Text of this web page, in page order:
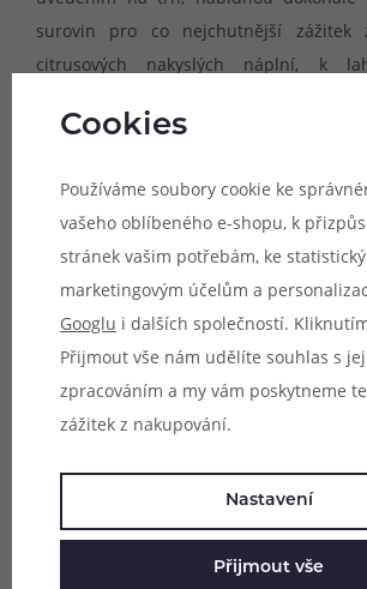
surovin pro co nejchutnější zážitek
citrusových nakyslých náplní, k
ovoce, výrobce Just Juice vás
nezapomenete.
Největší výhodou náplní Just Juice
nikotinové soli je absence
během vapování a rychlejší
Díky těmto prvkům je možné
nikotinu v každém potahu, ovšem v
intervalech. Díky tomu výrazně
žhavících hlav, šetříte kapacitu baterie
E-liquidy Just Juice Salt obsahují50%
Cookies
Používáme soubory cookie ke
vašeho oblíbeného e-shopu, k
stránek vašim potřebám, ke
marketingovým účelům a
Googlu i dalších společností.
Přijmout vše nám udělíte souhlas s
zpracováním a my vám poskytneme
zážitek z nakupování.
Nastavení
Přijmout vše